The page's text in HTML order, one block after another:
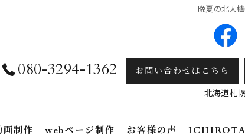
晩夏の北大
080-3294-1362 お問い合わせはこちら
北海道札
画制作 webページ制作 お客様の声 ICHIROTA